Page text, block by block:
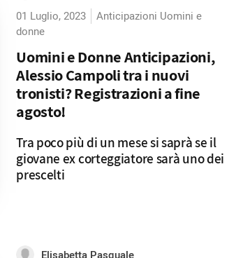
01 Luglio, 2023
Anticipazioni Uomini e
donne
Uomini e Donne Anticipazioni,
Alessio Campoli tra i nuovi
tronisti? Registrazioni a fine
agosto!
Tra poco più di un mese si saprà se il
giovane ex corteggiatore sarà uno dei
prescelti